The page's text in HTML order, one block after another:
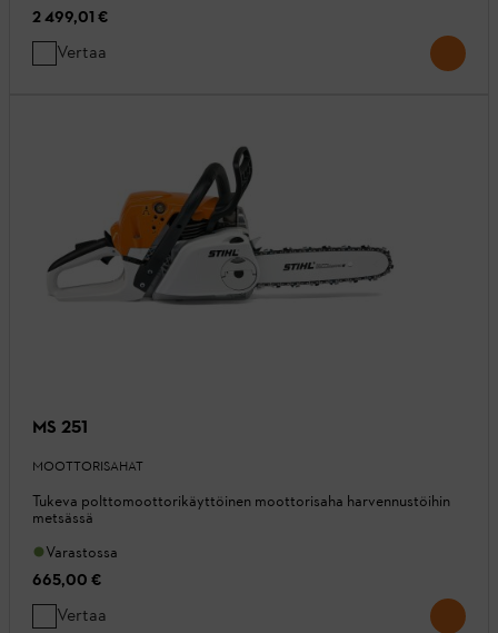
2 499,01 €
Vertaa
MS 251
MOOTTORISAHAT
Tukeva polttomoottorikäyttöinen moottorisaha harvennustöihin
metsässä
Varastossa
665,00 €
Vertaa